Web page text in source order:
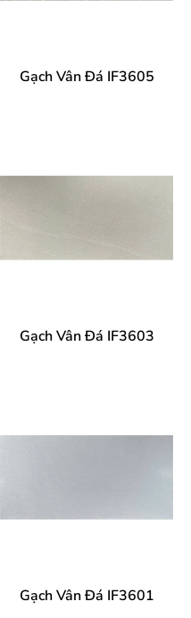
Gạch Vân Đá IF3605
Gạch Vân Đá IF3603
Gạch Vân Đá IF3601